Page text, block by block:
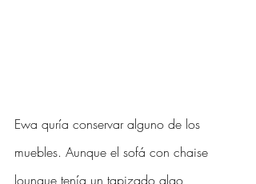
Ewa quría conservar alguno de los
muebles. Aunque el sofá con chaise
loungue tenía un tapizado algo